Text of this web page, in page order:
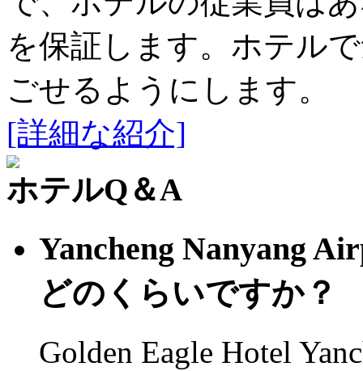
を保証します。ホテル
ごせるようにします。
[詳細な紹介]
ホテルQ＆A
Yancheng Nanyang
どのくらいですか？
Golden Eagle Hotel